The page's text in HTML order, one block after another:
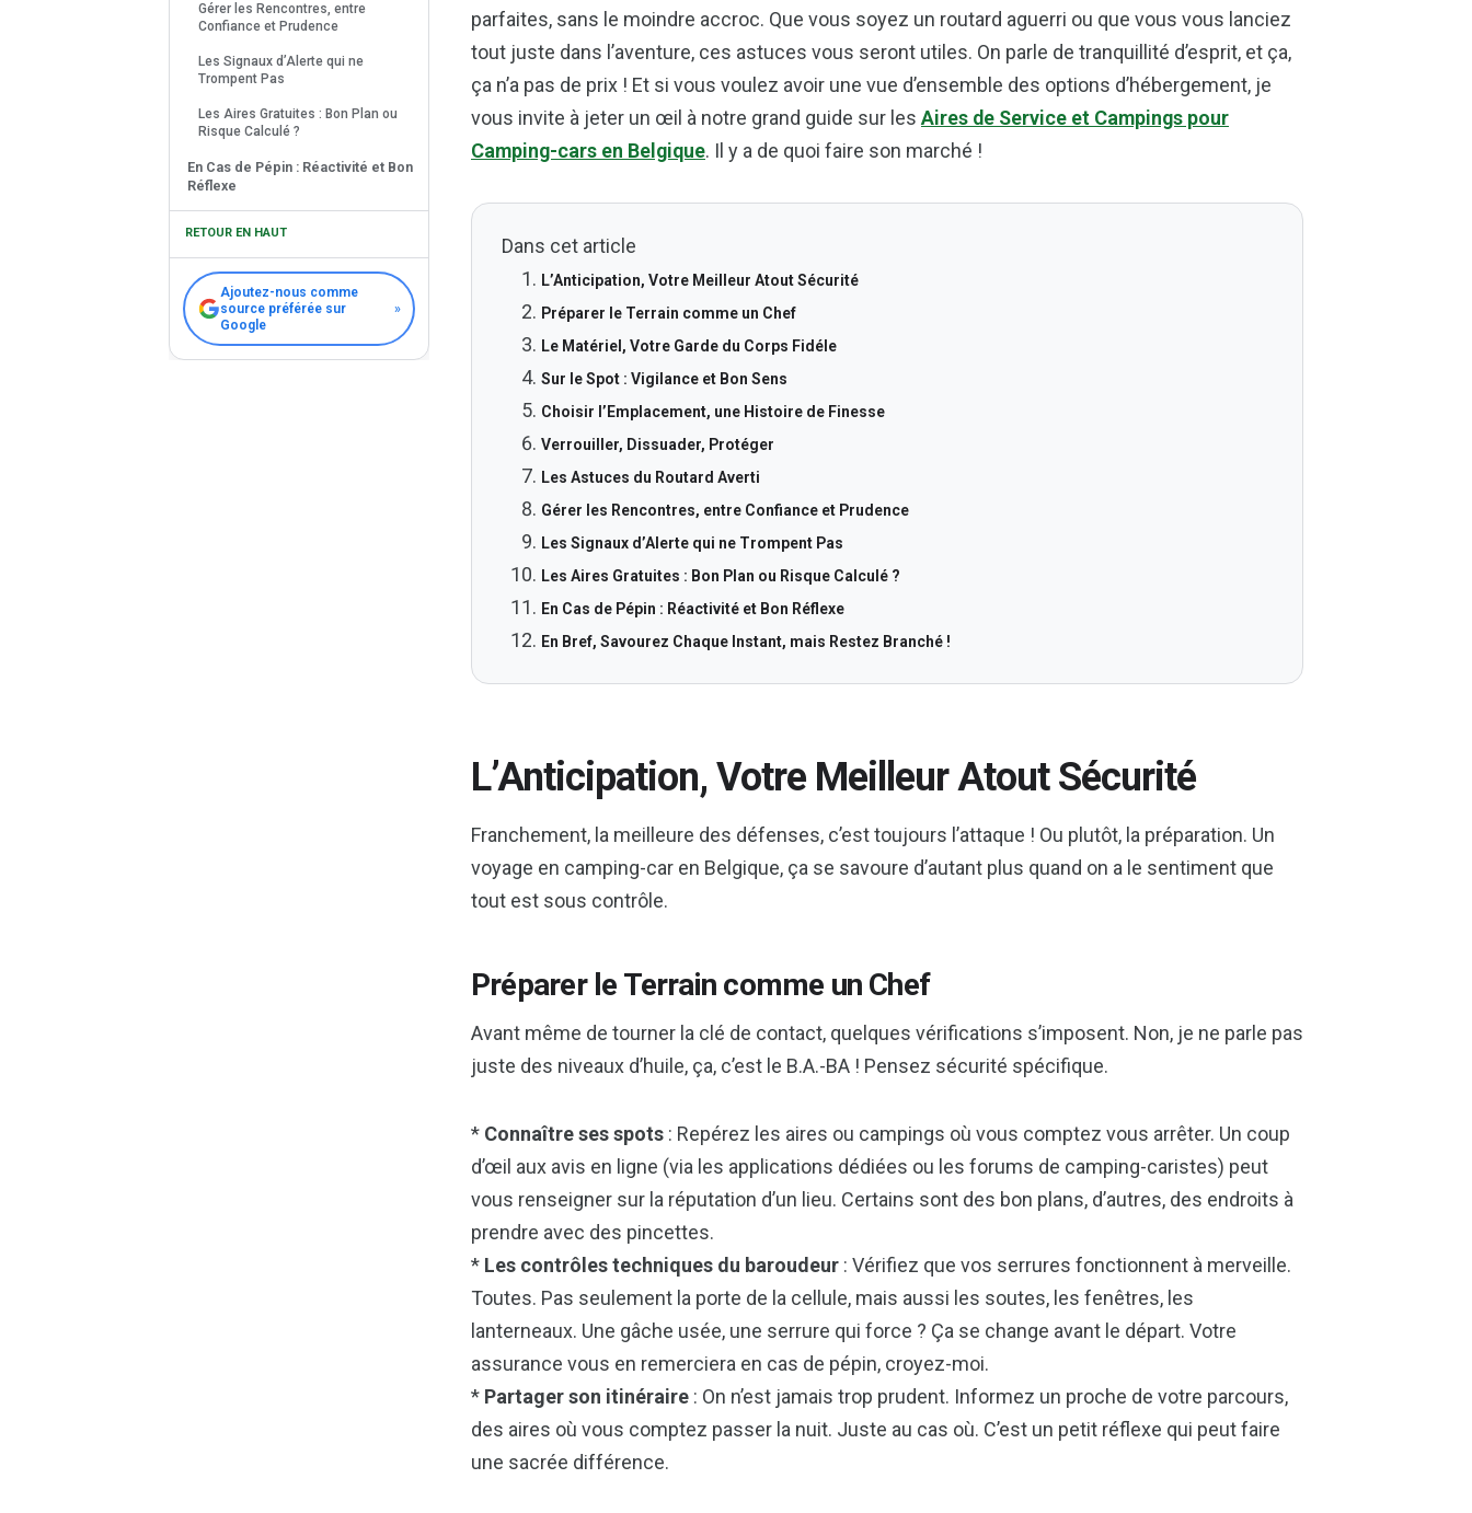
Gérer les Rencontres, entre
Confiance et Prudence
Les Signaux d’Alerte qui ne
Trompent Pas
Les Aires Gratuites : Bon Plan ou
Risque Calculé ?
En Cas de Pépin : Réactivité et Bon
Réflexe
mais Restez Branché !
RETOUR EN HAUT
Ajoutez-nous comme
source préférée sur
Google
»
parfaites, sans le moindre accroc. Que vous soyez un routard aguerri ou que vous vous lanciez
tout juste dans l’aventure, ces astuces vous seront utiles. On parle de tranquillité d’esprit, et ça,
ça n’a pas de prix ! Et si vous voulez avoir une vue d’ensemble des options d’hébergement, je
vous invite à jeter un œil à notre grand guide sur les Aires de Service et Campings pour
Camping-cars en Belgique. Il y a de quoi faire son marché !
Dans cet article
L’Anticipation, Votre Meilleur Atout Sécurité
Préparer le Terrain comme un Chef
Le Matériel, Votre Garde du Corps Fidéle
Sur le Spot : Vigilance et Bon Sens
Choisir l’Emplacement, une Histoire de Finesse
Verrouiller, Dissuader, Protéger
Les Astuces du Routard Averti
Gérer les Rencontres, entre Confiance et Prudence
Les Signaux d’Alerte qui ne Trompent Pas
Les Aires Gratuites : Bon Plan ou Risque Calculé ?
En Cas de Pépin : Réactivité et Bon Réflexe
En Bref, Savourez Chaque Instant, mais Restez Branché !
L’Anticipation, Votre Meilleur Atout Sécurité
Franchement, la meilleure des défenses, c’est toujours l’attaque ! Ou plutôt, la préparation. Un
voyage en camping-car en Belgique, ça se savoure d’autant plus quand on a le sentiment que
tout est sous contrôle.
Préparer le Terrain comme un Chef
Avant même de tourner la clé de contact, quelques vérifications s’imposent. Non, je ne parle pas
juste des niveaux d’huile, ça, c’est le B.A.-BA ! Pensez sécurité spécifique.
* Connaître ses spots : Repérez les aires ou campings où vous comptez vous arrêter. Un coup
d’œil aux avis en ligne (via les applications dédiées ou les forums de camping-caristes) peut
vous renseigner sur la réputation d’un lieu. Certains sont des bon plans, d’autres, des endroits à
prendre avec des pincettes.
* Les contrôles techniques du baroudeur : Vérifiez que vos serrures fonctionnent à merveille.
Toutes. Pas seulement la porte de la cellule, mais aussi les soutes, les fenêtres, les
lanterneaux. Une gâche usée, une serrure qui force ? Ça se change avant le départ. Votre
assurance vous en remerciera en cas de pépin, croyez-moi.
* Partager son itinéraire : On n’est jamais trop prudent. Informez un proche de votre parcours,
des aires où vous comptez passer la nuit. Juste au cas où. C’est un petit réflexe qui peut faire
une sacrée différence.